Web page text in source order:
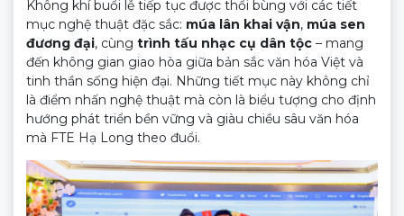
Không khí buổi lễ tiếp tục được thổi bùng với các tiết
mục nghệ thuật đặc sắc: múa lân khai vận, múa sen
đương đại, cùng trình tấu nhạc cụ dân tộc – mang
đến không gian giao hòa giữa bản sắc văn hóa Việt và
tinh thần sống hiện đại. Những tiết mục này không chỉ
là điểm nhấn nghệ thuật mà còn là biểu tượng cho định
hướng phát triển bền vững và giàu chiều sâu văn hóa
mà FTE Hạ Long theo đuổi.